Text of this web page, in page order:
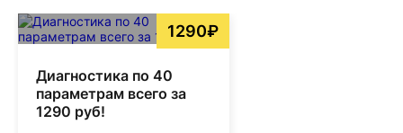
1290₽
Диагностика по 40
параметрам всего за
1290 руб!